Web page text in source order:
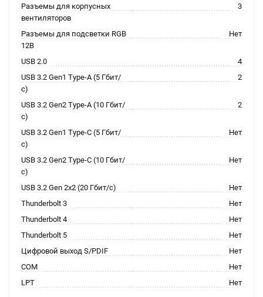
Разъемы для корпусных
вентиляторов
3
Разъемы для подсветки RGB
12В
Нет
USB 2.0
4
USB 3.2 Gen1 Type-A (5 Гбит/
с)
2
USB 3.2 Gen2 Type-A (10 Гбит/
с)
2
USB 3.2 Gen1 Type-C (5 Гбит/
с)
Нет
USB 3.2 Gen2 Type-C (10 Гбит/
с)
Нет
USB 3.2 Gen 2x2 (20 Гбит/с)
Нет
Thunderbolt 3
Нет
Thunderbolt 4
Нет
Thunderbolt 5
Нет
Цифровой выход S/PDIF
Нет
COM
Нет
LPT
Нет